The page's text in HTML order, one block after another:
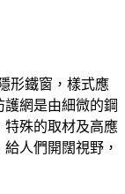
形鐵窗，樣式應
網是由細微的鋼
特殊的取材及高應
人們開闊視野，